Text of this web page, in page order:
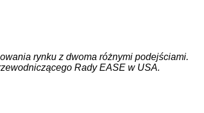
rynku z dwoma różnymi podejściami.
Rady EASE w USA.